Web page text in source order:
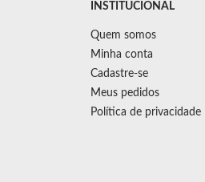
INSTITUCIONAL
Quem somos
Minha conta
Cadastre-se
Meus pedidos
Política de privacidade